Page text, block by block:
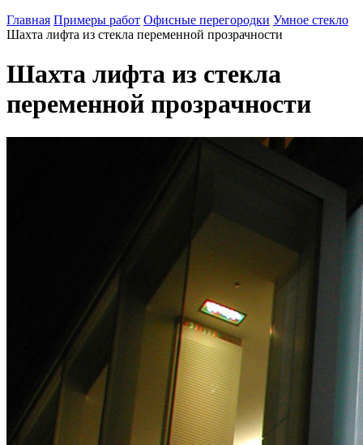
Главная Примеры работ Офисные перегородки Умное стекло
Шахта лифта из стекла переменной прозрачности
Шахта лифта из стекла
переменной прозрачности